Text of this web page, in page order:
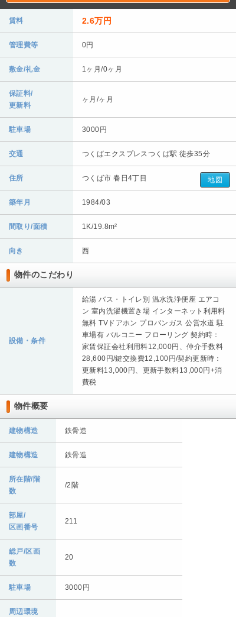
賃料 2.6万円
管理費等 0円
敷金/礼金 1ヶ月/0ヶ月
保証料/
更新料
ヶ月/ヶ月
駐車場 3000円
交通 つくばエクスプレスつくば駅 徒歩35分
住所 つくば市 春日4丁目 地図
築年月 1984/03
間取り/面積 1K/19.8m²
向き 西
物件のこだわり
設備・条件
給湯 バス・トイレ別 温水洗浄便座 エアコ
ン 室内洗濯機置き場 インターネット利用料
無料 TVドアホン プロパンガス 公営水道 駐
車場有 バルコニー フローリング 契約時：
家賃保証会社利用料12,000円、仲介手数料
28,600円/鍵交換費12,100円/契約更新時：
更新料13,000円、更新手数料13,000円+消
費税
物件概要
建物構造 鉄骨造
建物構造 鉄骨造
所在階/階
数
/2階
部屋/
区画番号
211
総戸/区画
数
20
駐車場 3000円
周辺環境